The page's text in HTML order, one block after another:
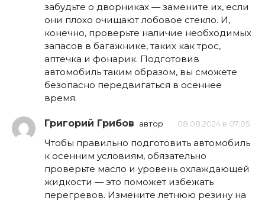
забудьте о дворниках — замените их, если
они плохо очищают лобовое стекло. И,
конечно, проверьте наличие необходимых
запасов в багажнике, таких как трос,
аптечка и фонарик. Подготовив
автомобиль таким образом, вы сможете
безопасно передвигаться в осеннее
время.
Григорий Грибов автор 08.08.2024 в 07:05
Чтобы правильно подготовить автомобиль
к осенним условиям, обязательно
проверьте масло и уровень охлаждающей
жидкости — это поможет избежать
перегревов. Измените летнюю резину на